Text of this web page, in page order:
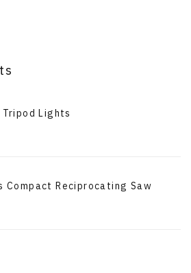
Lights
Compact Reciprocating Saw